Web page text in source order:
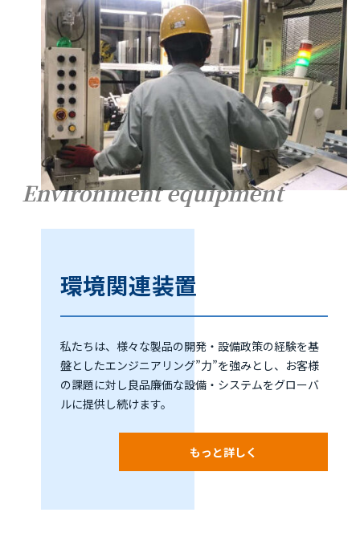
Environment equipment
環境関連装置
私たちは、様々な製品の開発・設備政策の経験を基
盤としたエンジニアリング”力”を強みとし、お客様
の課題に対し良品廉価な設備・システムをグローバ
ルに提供し続けます。
もっと詳しく